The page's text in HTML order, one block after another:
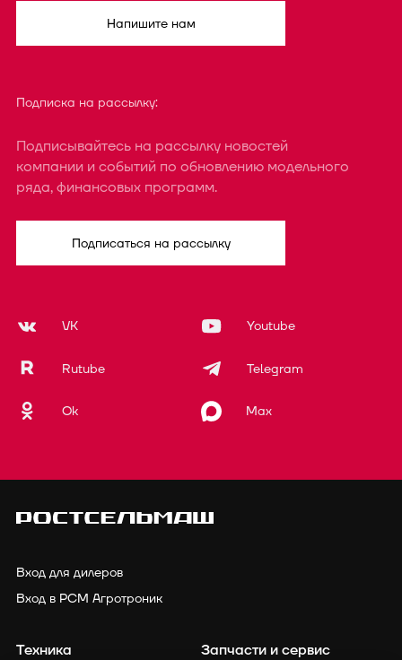
Напишите нам
Подписка на рассылку:
Подписывайтесь на рассылку новостей
компании и событий по обновлению модельного
ряда, финансовых программ.
Подписаться на рассылку
VK Youtube
Rutube Telegram
Ok Max
Вход для дилеров
Вход в РСМ Агротроник
Техника
Запчасти и сервис